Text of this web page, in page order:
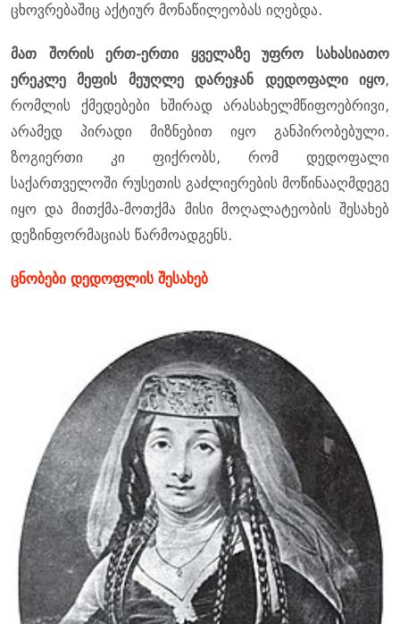
ცხოვრებაშიც აქტიურ მონაწილეობას იღებდა.
მათ შორის ერთ-ერთი ყველაზე უფრო სახასიათო
ერეკლე მეფის მეუღლე დარეჯან დედოფალი იყო,
რომლის ქმედებები ხშირად არასახელმწიფოებრივი,
არამედ პირადი მიზნებით იყო განპირობებული.
ზოგიერთი კი ფიქრობს, რომ დედოფალი
საქართველოში რუსეთის გაძლიერების მოწინააღმდეგე
იყო და მითქმა-მოთქმა მისი მოღალატეობის შესახებ
დეზინფორმაციას წარმოადგენს.
ცნობები დედოფლის შესახებ